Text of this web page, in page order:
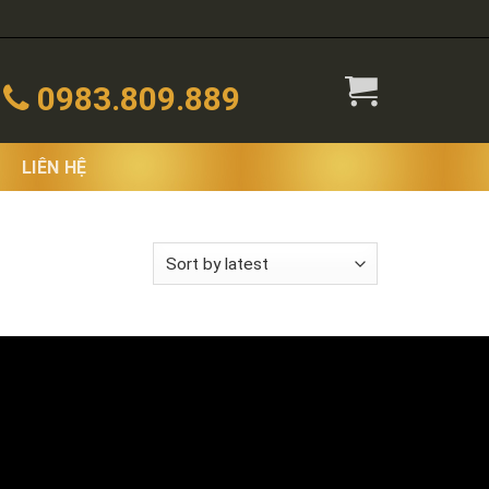
0983.809.889
LIÊN HỆ